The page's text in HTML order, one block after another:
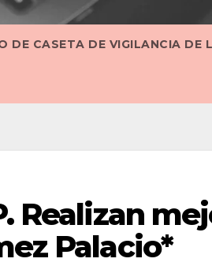
DE CASETA DE VIGILANCIA DE
Realizan
Palacio*